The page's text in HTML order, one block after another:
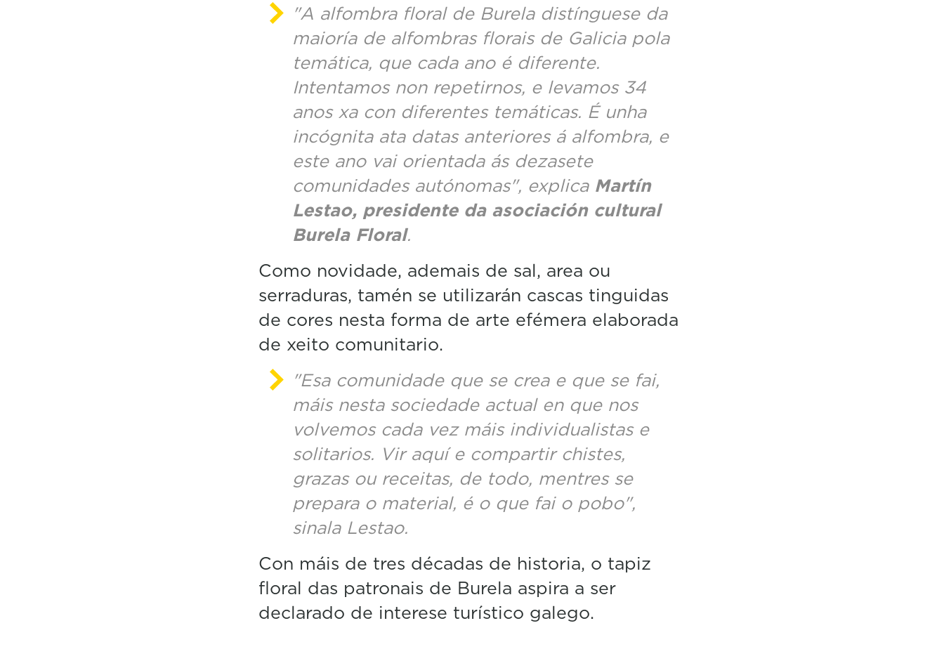
s
c
n
d
s
o
l
u
m
5
%
"A alfombra floral de Burela distínguese da
maioría de alfombras florais de Galicia pola
temática, que cada ano é diferente.
Intentamos non repetirnos, e levamos 34
anos xa con diferentes temáticas. É unha
incógnita ata datas anteriores á alfombra, e
este ano vai orientada ás dezasete
comunidades autónomas", explica Martín
Lestao, presidente da asociación cultural
Burela Floral.
Como novidade, ademais de sal, area ou
serraduras, tamén se utilizarán cascas tinguidas
de cores nesta forma de arte efémera elaborada
de xeito comunitario.
"Esa comunidade que se crea e que se fai,
máis nesta sociedade actual en que nos
volvemos cada vez máis individualistas e
solitarios. Vir aquí e compartir chistes,
grazas ou receitas, de todo, mentres se
prepara o material, é o que fai o pobo",
sinala Lestao.
Con máis de tres décadas de historia, o tapiz
floral das patronais de Burela aspira a ser
declarado de interese turístico galego.